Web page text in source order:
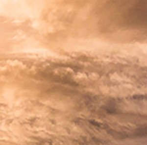
Descargar informe
Consultar en ISUU
Propuestade la eólica en la
Energética
Descargar Propuesta